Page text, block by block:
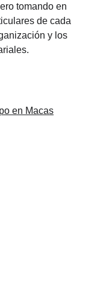
tomando en
de cada
y los